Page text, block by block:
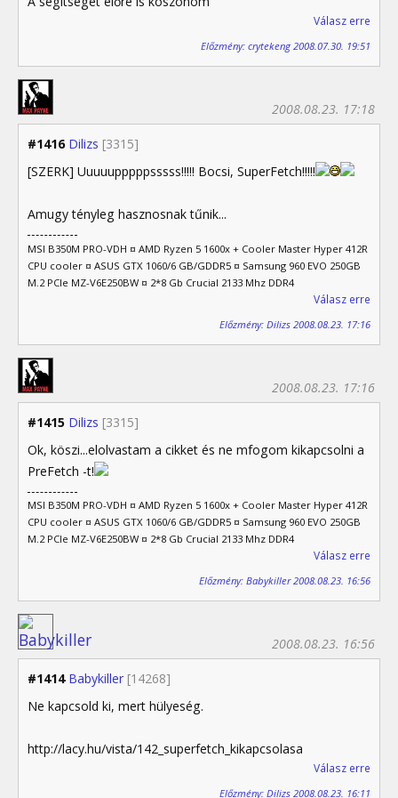
Válasz erre
Előzmény: crytekeng 2008.07.30. 19:51
#1416 Dilizs [3315]
2008.08.23. 17:18
[SZERK] Uuuuupppppsssss!!!!! Bocsi, SuperFetch!!!!!
Amugy tényleg hasznosnak tűnik...
MSI B350M PRO-VDH ¤ AMD Ryzen 5 1600x + Cooler Master Hyper 412R
CPU cooler ¤ ASUS GTX 1060/6 GB/GDDR5 ¤ Samsung 960 EVO 250GB
M.2 PCIe MZ-V6E250BW ¤ 2*8 Gb Crucial 2133 Mhz DDR4
Válasz erre
Előzmény: Dilizs 2008.08.23. 17:16
#1415 Dilizs [3315]
2008.08.23. 17:16
Ok, köszi...elolvastam a cikket és ne mfogom kikapcsolni a
PreFetch -t!
MSI B350M PRO-VDH ¤ AMD Ryzen 5 1600x + Cooler Master Hyper 412R
CPU cooler ¤ ASUS GTX 1060/6 GB/GDDR5 ¤ Samsung 960 EVO 250GB
M.2 PCIe MZ-V6E250BW ¤ 2*8 Gb Crucial 2133 Mhz DDR4
Válasz erre
Előzmény: Babykiller 2008.08.23. 16:56
#1414 Babykiller [14268]
2008.08.23. 16:56
Ne kapcsold ki, mert hülyeség.
http://lacy.hu/vista/142_superfetch_kikapcsolasa
Válasz erre
Előzmény: Dilizs 2008.08.23. 16:11